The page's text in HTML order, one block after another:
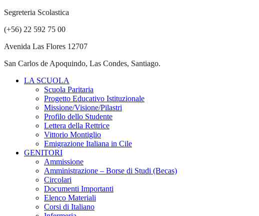
Segreteria Scolastica
(+56) 22 592 75 00
Avenida Las Flores 12707
San Carlos de Apoquindo, Las Condes, Santiago.
LA SCUOLA
Scuola Paritaria
Progetto Educativo Istituzionale
Missione/Visione/Pilastri
Profilo dello Studente
Lettera della Rettrice
Vittorio Montiglio
Emigrazione Italiana in Cile
GENITORI
Ammissione
Amministrazione – Borse di Studi (Becas)
Circolari
Documenti Importanti
Elenco Materiali
Corsi di Italiano